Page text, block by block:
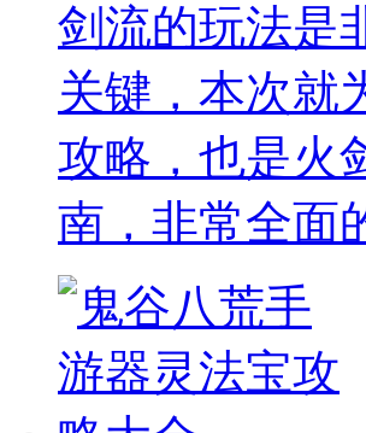
剑流的玩法是
关键，本次就
攻略，也是火
南，非常全面